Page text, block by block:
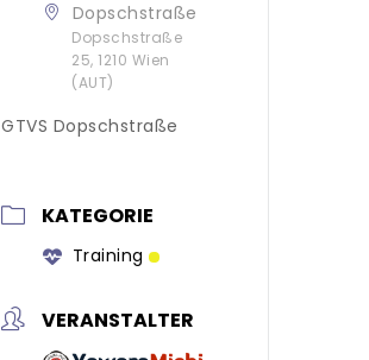
Dopschstraße
Dopschstraße
25, 1210 Wien
(AUT)
GTVS Dopschstraße
KATEGORIE
Training
VERANSTALTER